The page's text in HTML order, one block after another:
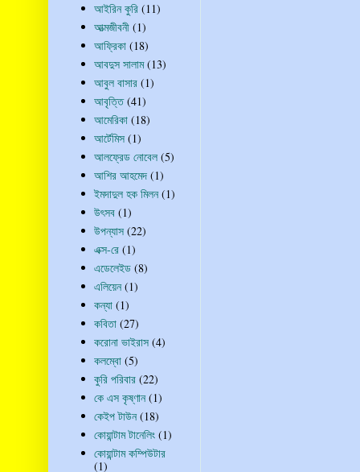
আইরিন কুরি (11)
আত্মজীবনী (1)
আফ্রিকা (18)
আবদুস সালাম (13)
আবুল বাসার (1)
আবৃত্তি (41)
আমেরিকা (18)
আর্টেমিস (1)
আলফ্রেড নোবেল (5)
আশির আহমেদ (1)
ইমদাদুল হক মিলন (1)
উৎসব (1)
উপন্যাস (22)
এক্স-রে (1)
এডেলেইড (8)
এলিয়েন (1)
কন্যা (1)
কবিতা (27)
করোনা ভাইরাস (4)
কলম্বো (5)
কুরি পরিবার (22)
কে এস কৃষ্ণান (1)
কেইপ টাউন (18)
কোয়ান্টাম টানেলিং (1)
কোয়ান্টাম কম্পিউটার
(1)